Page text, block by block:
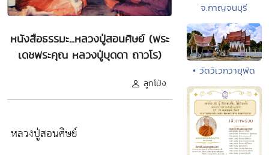
หนังสือธรรมะ...หลวงปู่สอนศิษย์ (พระ
เดชพระคุณ หลวงปู่บุดดา ถาวโร)
ลูกโป่ง
หลวงปู่สอนศิษย์
จ.กาญจนบุรี
• วัดวิเวกวายุพัด